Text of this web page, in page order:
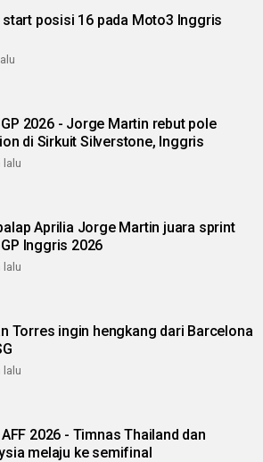
start posisi 16 pada Moto3 Inggris
2026 - Jorge Martin rebut pole
position di Sirkuit Silverstone, Inggris
lalu
Aprilia Jorge Martin juara sprint
Inggris 2026
lalu
Torres ingin hengkang dari Barcelona
lalu
2026 - Timnas Thailand dan
melaju ke semifinal